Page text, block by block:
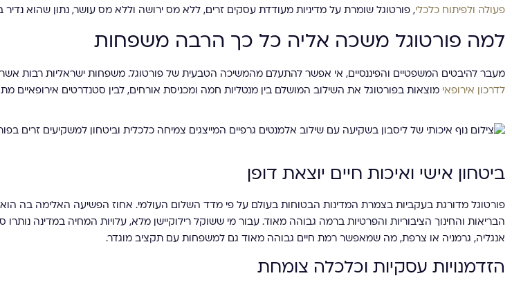
פעולה ולפיתוח כלכלי, פורטוגל שומרת על מדיניות מעודדת עסקים זרים, ללא מס ירושה וללא מס עושר, נתון שהוא נדיר
למה פורטוגל משכה אליה כל כך הרבה משפחות
מעבר להיבטים המשפטיים והפיננסיים, אי אפשר להתעלם מהמשיכה הטבעית של פורטוגל. משפחות ישראליות רבות
לדרכון אירופאי מוצאות בפורטוגל את השילוב המושלם בין מנטליות חמה ומכניסת אורחים, לבין סטנדרטים אירופאיים
ביטחון אישי ואיכות חיים יוצאת דופן
פורטוגל מדורגת בעקביות בצמרת המדינות הבטוחות בעולם על פי מדד השלום העולמי. אחוז הפשיעה האלימה בה הוא
הבריאות והחינוך הציבוריות והפרטיות ברמה גבוהה מאוד. עבור מי ששוקל רילוקיישן מלא, עלויות המחיה במדינה נותרו
אנגליה, גרמניה או צרפת, מה שמאפשר רמת חיים גבוהה מאוד גם למשפחות עם תקציב מוגדר.
הזדמנויות עסקיות וכלכלה צומחת